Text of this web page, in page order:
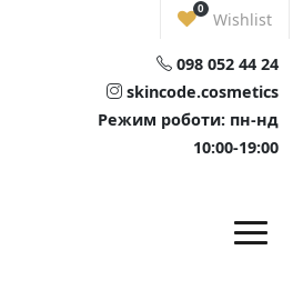
0
Wishlist
098 052 44 24
skincode.cosmetics
Режим роботи: пн-нд
10:00-19:00